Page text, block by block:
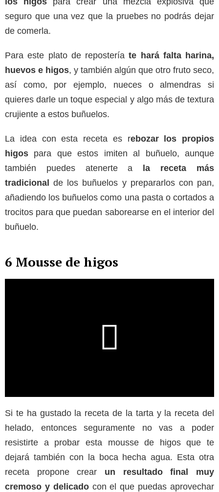
seguro que una vez que la pruebes no podrás dejar
de comerla.
Para este plato de repostería te hará falta harina,
huevos e higos, y también algún que otro fruto seco,
así como, por ejemplo, nueces o almendras si
quieres darle un toque especial y algo más de textura
crujiente a estos buñuelos.
La idea con esta receta es rebozar los propios
higos para que estos imiten al buñuelo, aunque
también puedes atenerte a
la receta más
tradicional
de los buñuelos y prepararlos con pan,
añadiendo los buñuelos como una pasta o cortados a
trocitos para que puedan saborearse en el interior del
buñuelo.
6 Mousse de higos
Si te ha gustado la receta de la tarta y la receta del
helado, entonces seguramente no vas a poder
resistirte a probar esta mousse de higos que te
dejará también con la boca hecha agua. Esta otra
receta propone crear un resultado final muy
cremoso y delicadocon el que puedas aprovechar